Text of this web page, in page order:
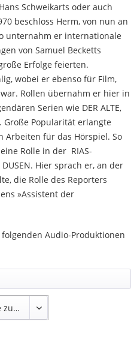
Schweikarts oder auch
beschloss Herm, von nun an
unternahm er internationale
von Samuel Becketts
Erfolge feierten.
wobei er ebenso für Film,
Rollen übernahm er hier in
Serien wie DER ALTE,
Große Popularität erlangte
Arbeiten für das Hörspiel. So
Rolle in der RIAS-
DUSEN. Hier sprach er, an der
die Rolle des Reporters
»Assistent der
Audio-Produktionen